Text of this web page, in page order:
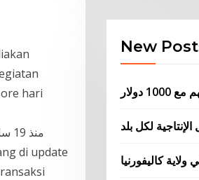
hari
New
دولار
لكل بلد
كاليفورنيا